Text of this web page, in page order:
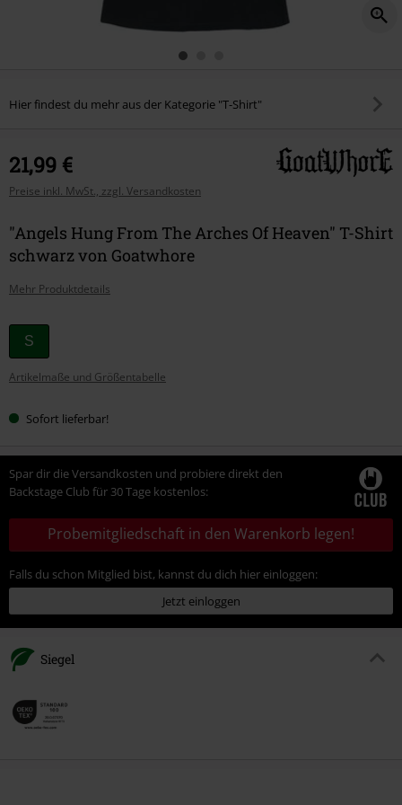
Hier findest du mehr aus der Kategorie "T-Shirt"
21,99 €
Preise inkl. MwSt., zzgl. Versandkosten
"Angels Hung From The Arches Of Heaven" T-Shirt
schwarz von Goatwhore
Mehr Produktdetails
Wähle
deine
Größe
S
Artikelmaße und Größentabelle
Sofort lieferbar!
Spar dir die Versandkosten und probiere direkt den
Backstage Club für 30 Tage kostenlos:
Probemitgliedschaft in den Warenkorb legen!
Falls du schon Mitglied bist, kannst du dich hier einloggen:
Jetzt einloggen
Siegel